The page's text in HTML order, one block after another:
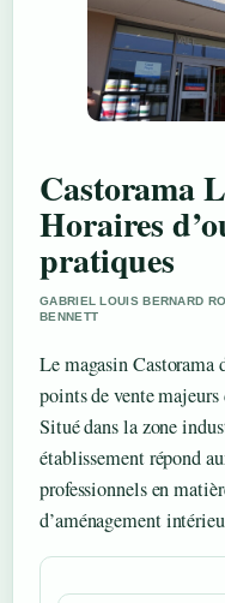
Castorama
Horaires
pratiques
GABRIEL LOUIS BERNARD
BENNETT
Le magasin Castorama
points de vente majeurs
Situé dans la zone
établissement répond
professionnels en
d’aménagement